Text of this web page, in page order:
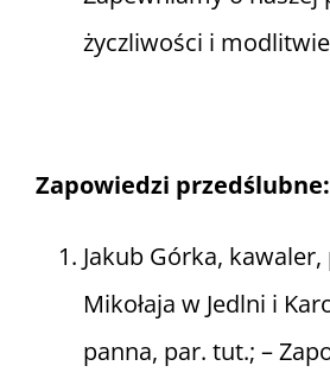
życzliwości i
Zapowiedzi przedślubne:
Jakub Górka, kawaler,
Mikołaja w Jedlni i
panna, par. tut.; –